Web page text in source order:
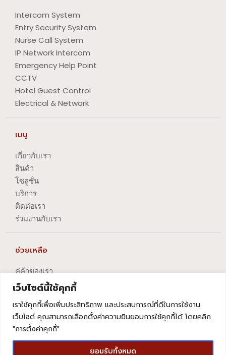
เว็บไซต์นี้ใช้คุกกี้
เราใช้คุกกี้เพื่อเพิ่มประสิทธิภาพ และประสบการณ์ที่ดีในการใช้งาน
เว็บไซต์ คุณสามารถเลือกตั้งค่าความยินยอมการใช้คุกกี้ได้ โดยคลิก
"การตั้งค่าคุกกี้"
ยอมรับทั้งหมด
Intercom System
Entry Security System
Nurse Call System
IP Network Intercom
Emergency Help Point
CCTV
Hotel Guest Control
Electrical & Network
เมนู
เกี่ยวกับเรา
สินค้า
โซลูชั่น
บริการ
ติดต่อเรา
ร่วมงานกับเรา
ช่วยเหลือ
คู่ค้าของเรา
นโยบายความเป็นส่วนตัว
นโยบายการปัญหาข้อร้องเรียน
นโยบายการยกเลิกบริการ